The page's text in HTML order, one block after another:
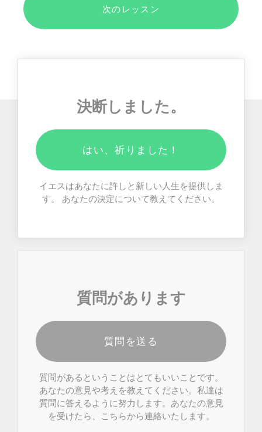
次のレッスン
決断しました。
はい、祈りました！
イエスはあなたに許しと新しい人生を提供しま
す。 あなたの決定について教えてください。
質問があります
質問を送る
質問があるということはとてもいいことです。
あなたの意見や考えを教えてください。私達は
質問に答えるように努力します。あなたの意見
を受けたら、こちらから連絡いたします。